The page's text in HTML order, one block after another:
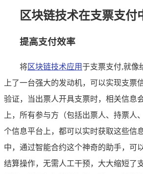
区块链技术在支票支付
提高支付效率
将区块链技术应用于支票支付,就像
上了一台强大的发动机，可以实现支票
验证，当出票人开具支票时，相关信息
上，所有参与方（包括出票人、持票人
个信息平台上，都可以实时获取这些信
中，通过智能合约这个神奇的助手，可
结算操作，无需人工干预，大大缩短了